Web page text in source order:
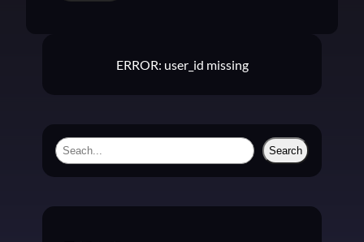
ERROR: user_id missing
S
Search